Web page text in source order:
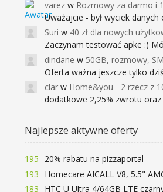
varez w Rozmowy za darmo i 1 GB
Uważajcie - był wyciek danych
Suri w 40 zł dla nowych użytkowników Google Pay
Zaczynam testować apke :) Mój
dindane w 50GB, rozmowy, SMS, MMS bez limitu przez 6 miesięcy za darmo za
Oferta ważna jeszcze tylko
clar w Home&you - 2 rzecz z 10 zł
dodatkowe 2,25% zwrotu oraz
Najlepsze aktywne oferty
195
20% rabatu na pizzaportal
193
183